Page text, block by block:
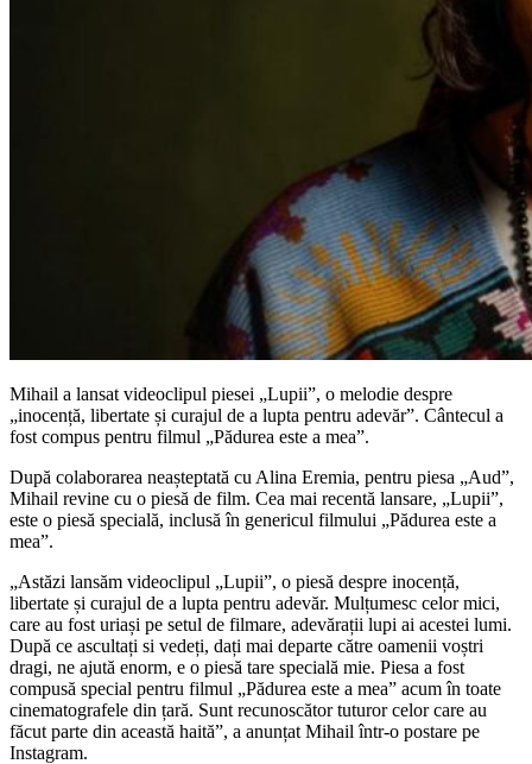
Mihail a lansat videoclipul piesei „Lupii”, o melodie despre
„inocență, libertate și curajul de a lupta pentru adevăr”. Cântecul a
fost compus pentru filmul „Pădurea este a mea”.
După colaborarea neașteptată cu Alina Eremia, pentru piesa „Aud”,
Mihail revine cu o piesă de film. Cea mai recentă lansare, „Lupii”,
este o piesă specială, inclusă în genericul filmului „Pădurea este a
mea”.
„Astăzi lansăm videoclipul „Lupii”, o piesă despre inocență,
libertate și curajul de a lupta pentru adevăr. Mulțumesc celor mici,
care au fost uriași pe setul de filmare, adevărații lupi ai acestei lumi.
După ce ascultați si vedeți, dați mai departe către oamenii voștri
dragi, ne ajută enorm, e o piesă tare specială mie. Piesa a fost
compusă special pentru filmul „Pădurea este a mea” acum în toate
cinematografele din țară. Sunt recunoscător tuturor celor care au
făcut parte din această haită”, a anunțat Mihail într-o postare pe
Instagram.